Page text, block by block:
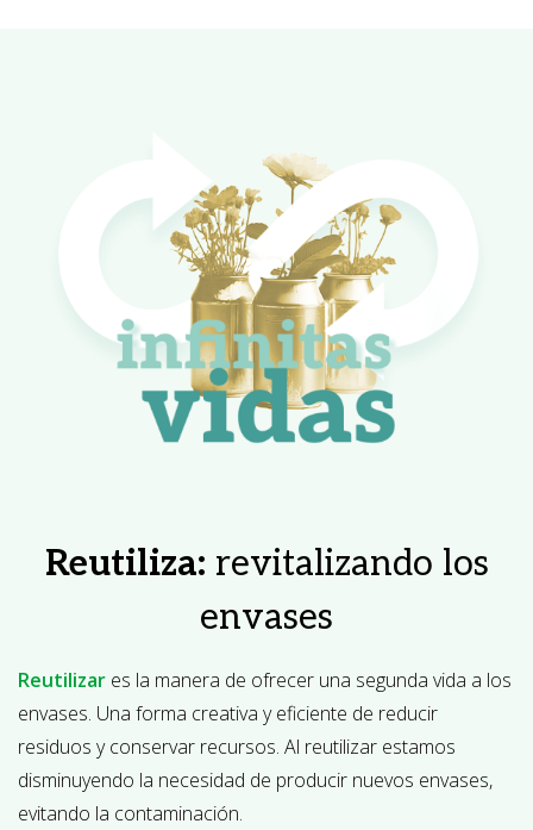
Reutiliza: revitalizando los
envases
Reutilizar es la manera de ofrecer una segunda vida a los
envases. Una forma creativa y eficiente de reducir
residuos y conservar recursos. Al reutilizar estamos
disminuyendo la necesidad de producir nuevos envases,
evitando la contaminación.